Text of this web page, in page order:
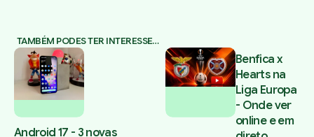
TAMBÉM PODES TER INTERESSE…
Android 17 - 3 novas
Benfica x
Hearts na
Liga Europa
- Onde ver
online e em